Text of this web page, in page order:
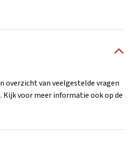
overzicht van veelgestelde vragen
voor meer informatie ook op de